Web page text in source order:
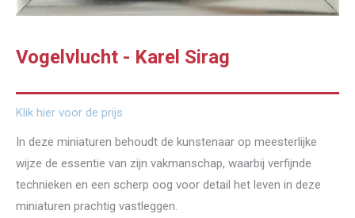
Vogelvlucht - Karel Sirag
Klik hier voor de prijs
In deze miniaturen behoudt de kunstenaar op meesterlijke
wijze de essentie van zijn vakmanschap, waarbij verfijnde
technieken en een scherp oog voor detail het leven in deze
miniaturen prachtig vastleggen.